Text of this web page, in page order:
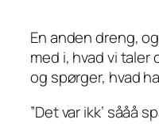
En anden dreng,
med i, hvad vi taler
og spørger, hvad
”Det var ikk’ sååå